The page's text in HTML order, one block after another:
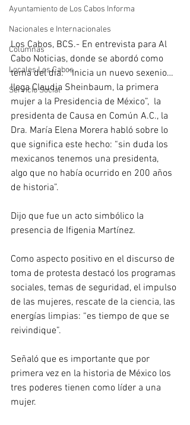
Ayuntamiento de Los Cabos Informa
Nacionales e Internacionales
Columnas
Locales Los Cabos
Servicio Social
Los Cabos, BCS.- En entrevista para Al
Cabo Noticias, donde se abordó como
tema del día:  “Inicia un nuevo sexenio…
llega Claudia Sheinbaum, la primera
mujer a la Presidencia de México”,  la
presidenta de Causa en Común A.C., la
Dra. María Elena Morera habló sobre lo
que significa este hecho: “sin duda los
mexicanos tenemos una presidenta,
algo que no había ocurrido en 200 años
de historia”.
Dijo que fue un acto simbólico la
presencia de Ifigenia Martínez.
Como aspecto positivo en el discurso de
toma de protesta destacó los programas
sociales, temas de seguridad, el impulso
de las mujeres, rescate de la ciencia, las
energías limpias: “es tiempo de que se
reivindique”.
Señaló que es importante que por
primera vez en la historia de México los
tres poderes tienen como líder a una
mujer.